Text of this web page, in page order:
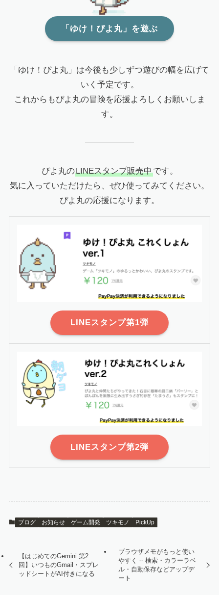
「ゆけ！ぴよ丸」を遊ぶ
「ゆけ！ぴよ丸」は今後も少しずつ遊びの幅を広げて
いく予定です。
これからもぴよ丸の冒険を応援よろしくお願いしま
す。
ぴよ丸のLINEスタンプ販売中です。
気に入っていただけたら、ぜひ使ってみてください。
ぴよ丸の応援になります。
LINEスタンプ第1弾
LINEスタンプ第2弾
ブログ お知らせ ゲーム開発 ツキモノ PickUp
【はじめてのGemini 第2
回】いつものGmail・スプレ
ッドシートがAI付きになる
ブラウザメモがもっと使い
やすく -- 検索・カラーラベ
ル・自動保存などアップデ
ート